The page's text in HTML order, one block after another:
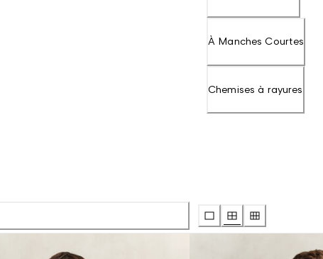
À Manches Courtes
Chemises à rayures